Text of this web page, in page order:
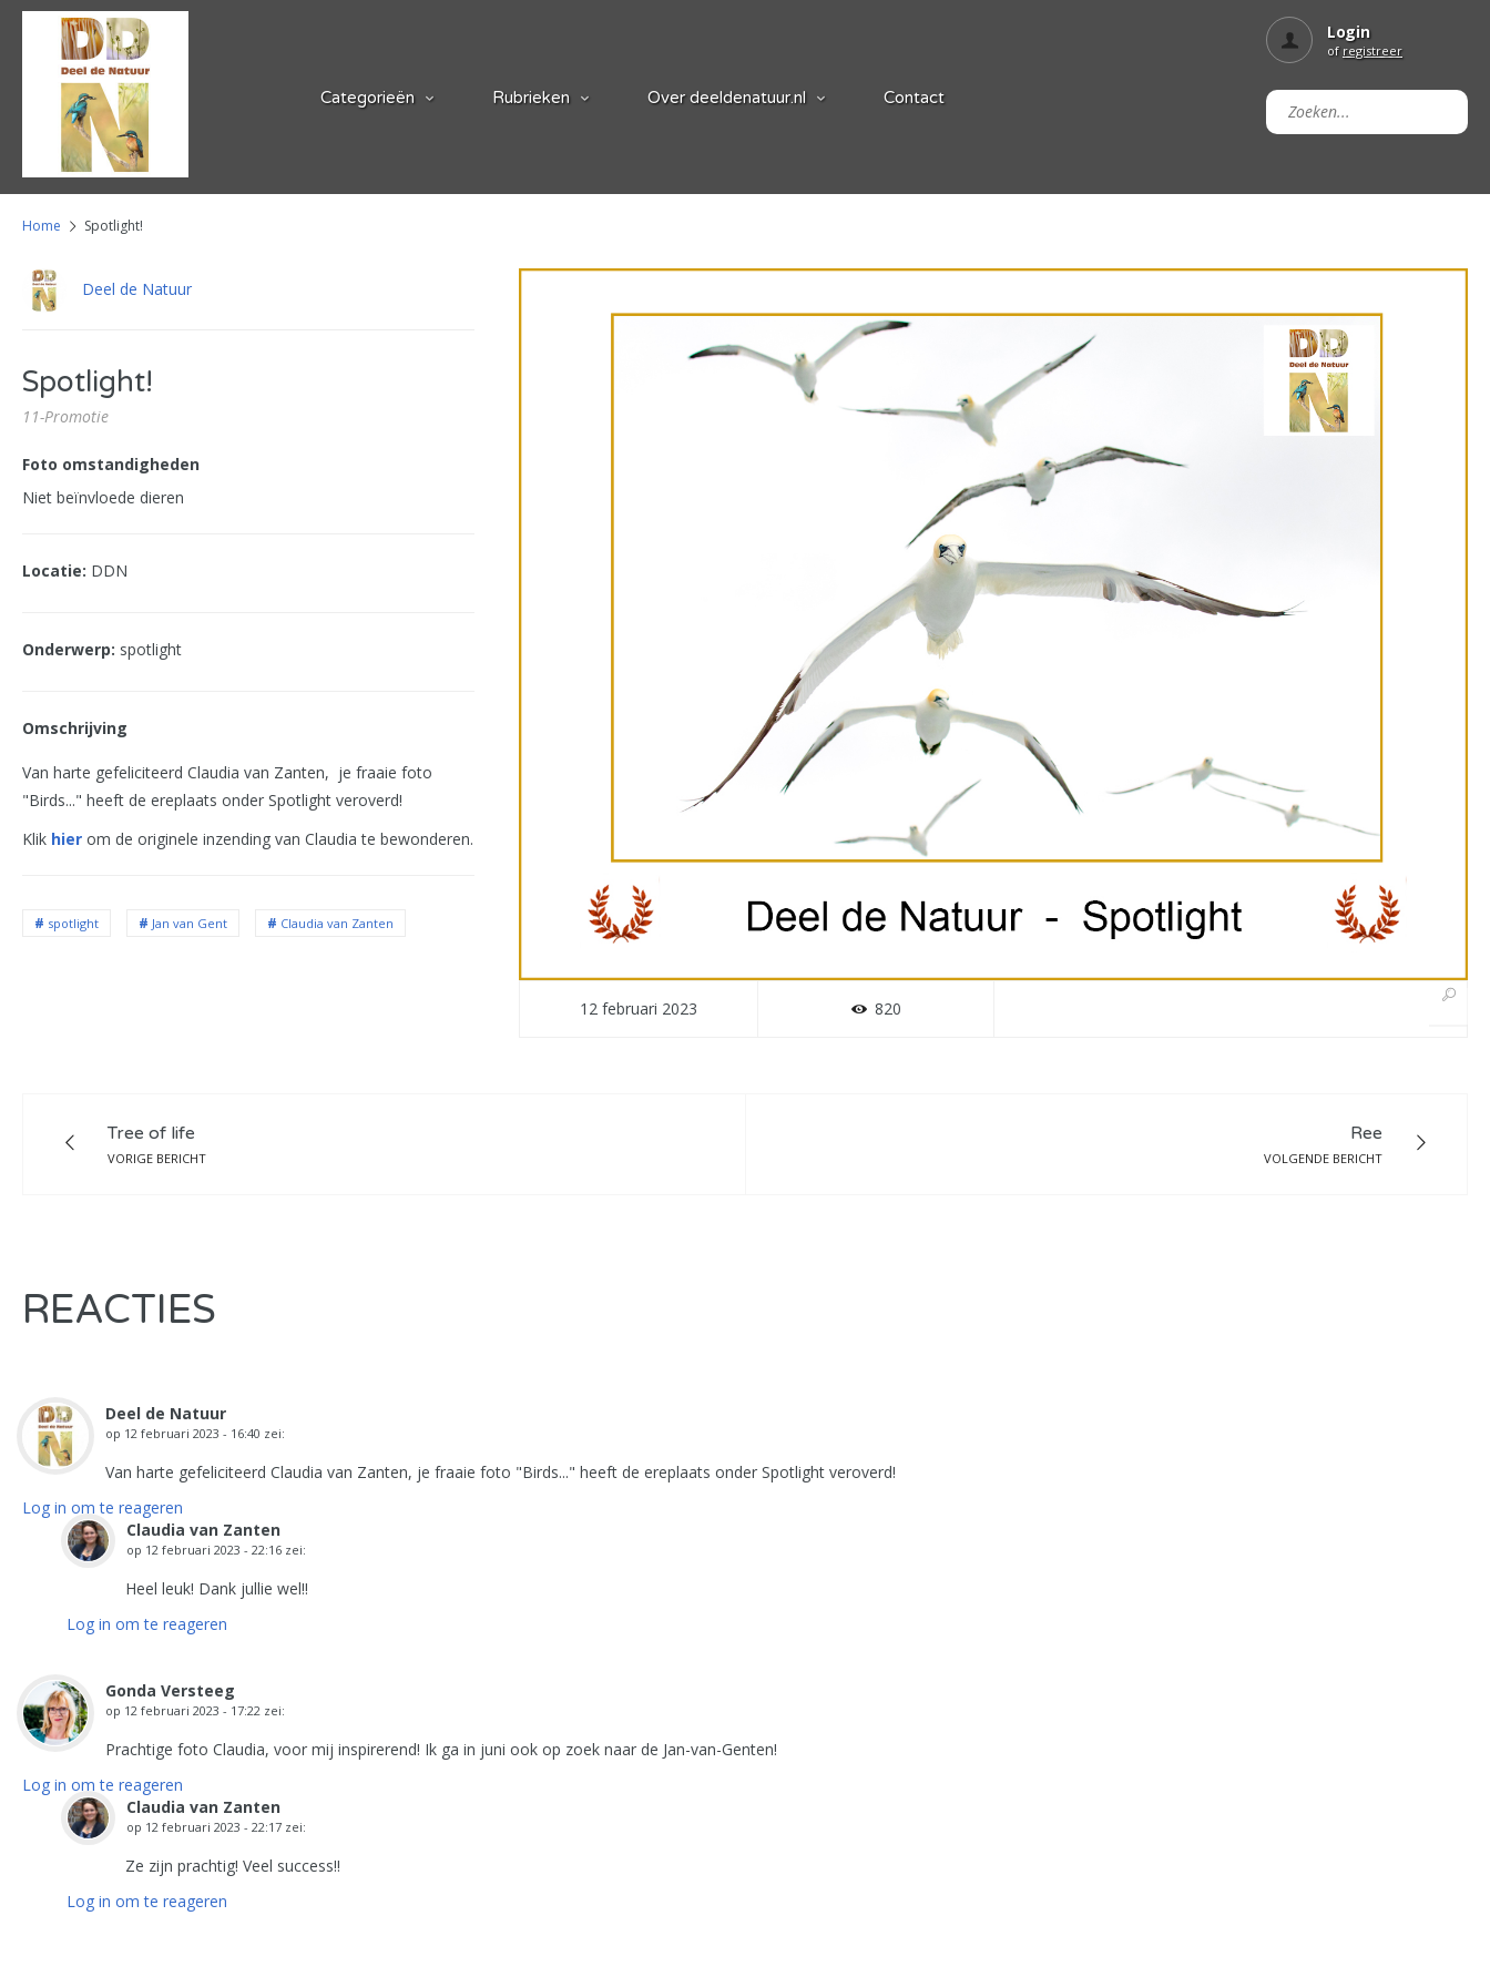
Categorieën Rubrieken Over deeldenatuur.nl Contact
Login
of registreer
Home Spotlight!
Deel de Natuur
Spotlight!
11-Promotie
Foto omstandigheden
Niet beïnvloede dieren
Locatie: DDN
Onderwerp: spotlight
Omschrijving
Van harte gefeliciteerd Claudia van Zanten, je fraaie foto
"Birds..." heeft de ereplaats onder Spotlight veroverd!
Klik hier om de originele inzending van Claudia te bewonderen.
spotlight Jan van Gent Claudia van Zanten
12 februari 2023 820
Tree of life
VORIGE BERICHT
Ree
VOLGENDE BERICHT
REACTIES
Deel de Natuur
op 12 februari 2023 - 16:40 zei:
Van harte gefeliciteerd Claudia van Zanten, je fraaie foto "Birds..." heeft de ereplaats onder Spotlight veroverd!
Log in om te reageren
Claudia van Zanten
op 12 februari 2023 - 22:16 zei:
Heel leuk! Dank jullie wel!!
Log in om te reageren
Gonda Versteeg
op 12 februari 2023 - 17:22 zei:
Prachtige foto Claudia, voor mij inspirerend! Ik ga in juni ook op zoek naar de Jan-van-Genten!
Log in om te reageren
Claudia van Zanten
op 12 februari 2023 - 22:17 zei:
Ze zijn prachtig! Veel success!!
Log in om te reageren